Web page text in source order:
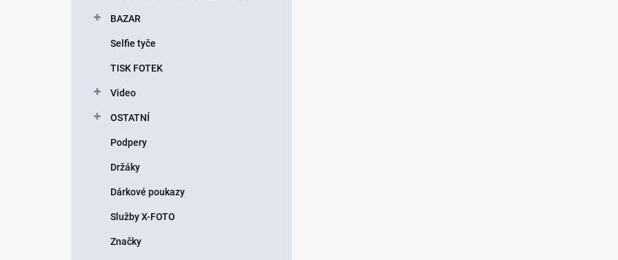
BAZAR
Selfie tyče
TISK FOTEK
Video
OSTATNÍ
Podpery
Držáky
Dárkové poukazy
Služby X-FOTO
Značky